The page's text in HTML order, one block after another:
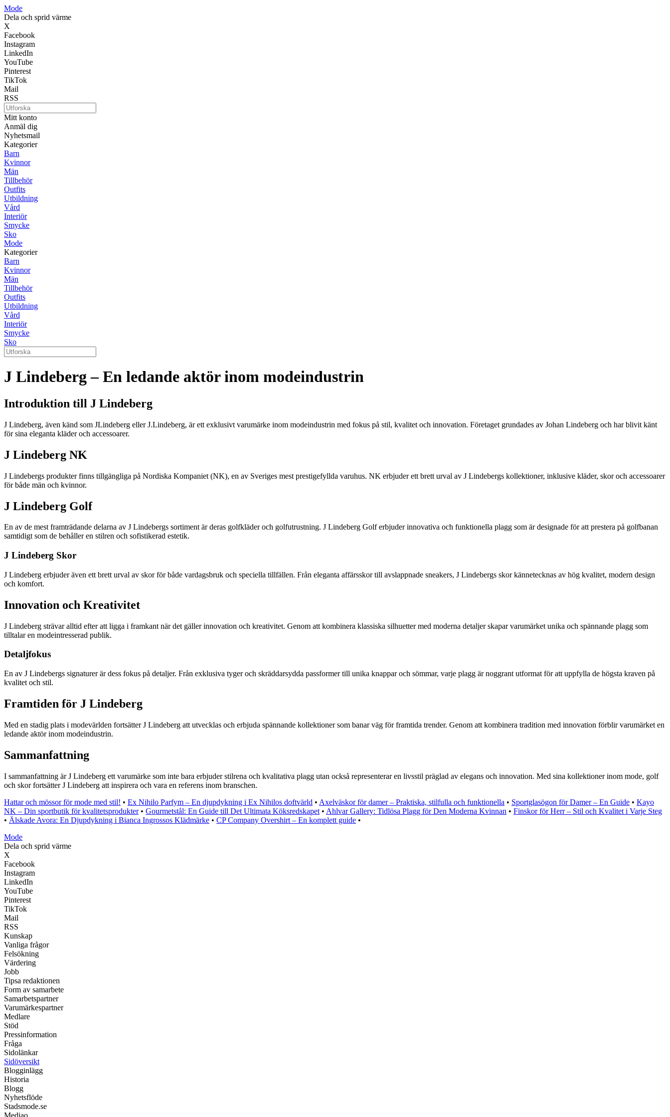
Mode
Dela och sprid värme
X
Facebook
Instagram
LinkedIn
YouTube
Pinterest
TikTok
Mail
RSS
Mitt konto
Anmäl dig
Nyhetsmail
Kategorier
Barn
Kvinnor
Män
Tillbehör
Outfits
Utbildning
Vård
Interiör
Smycke
Sko
Mode
Kategorier
Barn
Kvinnor
Män
Tillbehör
Outfits
Utbildning
Vård
Interiör
Smycke
Sko
J Lindeberg – En ledande aktör inom modeindustrin
Introduktion till J Lindeberg
J Lindeberg, även känd som JLindeberg eller J.Lindeberg, är ett exklusivt varumärke inom modeindustrin med fokus på stil, kvalitet och innovation. Företaget grundades av Johan Lindeberg och har blivit känt
för sina eleganta kläder och accessoarer.
J Lindeberg NK
J Lindebergs produkter finns tillgängliga på Nordiska Kompaniet (NK), en av Sveriges mest prestigefyllda varuhus. NK erbjuder ett brett urval av J Lindebergs kollektioner, inklusive kläder, skor och accessoarer
för både män och kvinnor.
J Lindeberg Golf
En av de mest framträdande delarna av J Lindebergs sortiment är deras golfkläder och golfutrustning. J Lindeberg Golf erbjuder innovativa och funktionella plagg som är designade för att prestera på golfbanan
samtidigt som de behåller en stilren och sofistikerad estetik.
J Lindeberg Skor
J Lindeberg erbjuder även ett brett urval av skor för både vardagsbruk och speciella tillfällen. Från eleganta affärsskor till avslappnade sneakers, J Lindebergs skor kännetecknas av hög kvalitet, modern design
och komfort.
Innovation och Kreativitet
J Lindeberg strävar alltid efter att ligga i framkant när det gäller innovation och kreativitet. Genom att kombinera klassiska silhuetter med moderna detaljer skapar varumärket unika och spännande plagg som
tilltalar en modeintresserad publik.
Detaljfokus
En av J Lindebergs signaturer är dess fokus på detaljer. Från exklusiva tyger och skräddarsydda passformer till unika knappar och sömmar, varje plagg är noggrant utformat för att uppfylla de högsta kraven på
kvalitet och stil.
Framtiden för J Lindeberg
Med en stadig plats i modevärlden fortsätter J Lindeberg att utvecklas och erbjuda spännande kollektioner som banar väg för framtida trender. Genom att kombinera tradition med innovation förblir varumärket en
ledande aktör inom modeindustrin.
Sammanfattning
I sammanfattning är J Lindeberg ett varumärke som inte bara erbjuder stilrena och kvalitativa plagg utan också representerar en livsstil präglad av elegans och innovation. Med sina kollektioner inom mode, golf
och skor fortsätter J Lindeberg att inspirera och vara en referens inom branschen.
Hattar och mössor för mode med stil! • Ex Nihilo Parfym – En djupdykning i Ex Nihilos doftvärld • Axelväskor för damer – Praktiska, stilfulla och funktionella • Sportglasögon för Damer – En Guide • Kayo
NK – Din sportbutik för kvalitetsprodukter• Gourmetstål: En Guide till Det Ultimata Köksredskapet • Ahlvar Gallery: Tidlösa Plagg för Den Moderna Kvinnan • Finskor för Herr – Stil och Kvalitet i Varje Steg
• Älskade Avora: En Djupdykning i Bianca Ingrossos Klädmärke • CP Company Overshirt – En komplett guide •
Mode
Dela och sprid värme
X
Facebook
Instagram
LinkedIn
YouTube
Pinterest
TikTok
Mail
RSS
Kunskap
Vanliga frågor
Felsökning
Värdering
Jobb
Tipsa redaktionen
Form av samarbete
Samarbetspartner
Varumärkespartner
Medlare
Stöd
Pressinformation
Fråga
Sidolänkar
Sidöversikt
Blogginlägg
Historia
Blogg
Nyhetsflöde
Stadsmode.se
Mediao